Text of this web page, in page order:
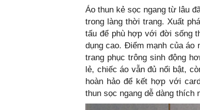
Áo thun kẻ sọc ngang từ lâu
trong làng thời trang. Xuất
tấu để phù hợp với đời sống
dụng cao. Điểm mạnh của áo
trang phục trông sinh động
lẻ, chiếc áo vẫn đủ nổi bật,
hoàn hảo để kết hợp với
thun sọc ngang dễ dàng thích